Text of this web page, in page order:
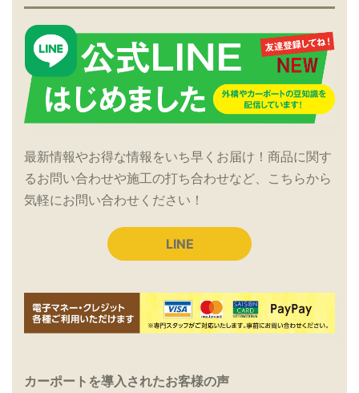
最新情報やお得な情報をいち早くお届け！商品に関す
るお問い合わせや施工の打ち合わせなど、こちらから
気軽にお問い合わせください！
LINE
カーポートを導入されたお客様の声